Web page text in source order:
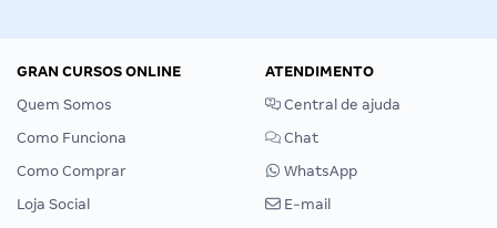
GRAN CURSOS ONLINE
Quem Somos
Como Funciona
Como Comprar
Loja Social
ATENDIMENTO
Central de ajuda
Chat
WhatsApp
E-mail